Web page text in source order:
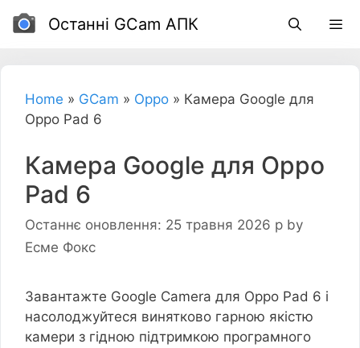
Перейти
до
Останні GCam АПК
Home » GCam » Oppo » Камера Google для
Oppo Pad 6
Камера Google для Oppo
Pad 6
Останнє оновлення: 25 травня 2026 р by
Есме Фокс
Завантажте Google Camera для Oppo Pad 6 і
насолоджуйтеся винятково гарною якістю
камери з гідною підтримкою програмного